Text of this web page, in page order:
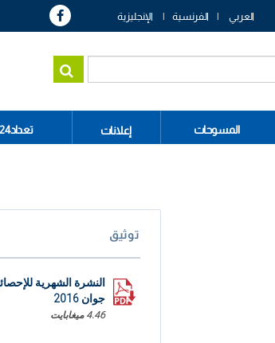
العربي الفرنسية الإنجليزية
المسوحات إعلانات تعداد2024
توثيق
النشرة الشهرية
جوان 2016
4.46 ميغابايت